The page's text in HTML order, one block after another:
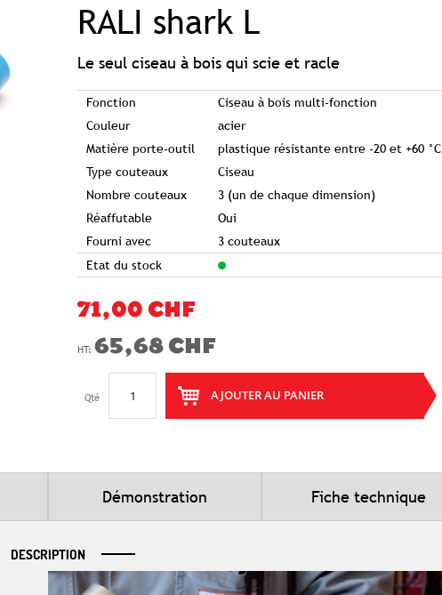
RALI shark L
Le seul ciseau à bois qui scie et racle
Fonction
Ciseau à bois multi-fonction
Couleur
acier
Matière porte-outil
plastique résistante entre -20 et +60 °C
Type couteaux
Ciseau
Nombre couteaux
3 (un de chaque dimension)
Réaffutable
Oui
Fourni avec
3 couteaux
Etat du stock
71,00 CHF
65,68 CHF
Qté AJOUTER AU PANIER
Démonstration Fiche technique
DESCRIPTION